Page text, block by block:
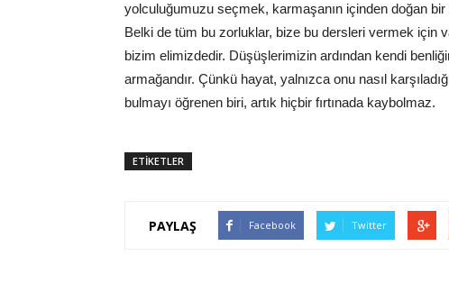
yolculuğumuzu seçmek, karmaşanın içinden doğan
Belki de tüm bu zorluklar, bize bu dersleri vermek için
bizim elimizdedir. Düşüşlerimizin ardından kendi
armağandır. Çünkü hayat, yalnızca onu nasıl
bulmayı öğrenen biri, artık hiçbir fırtınada kaybolmaz.
ETİKETLER
PAYLAŞ Facebook Twitter